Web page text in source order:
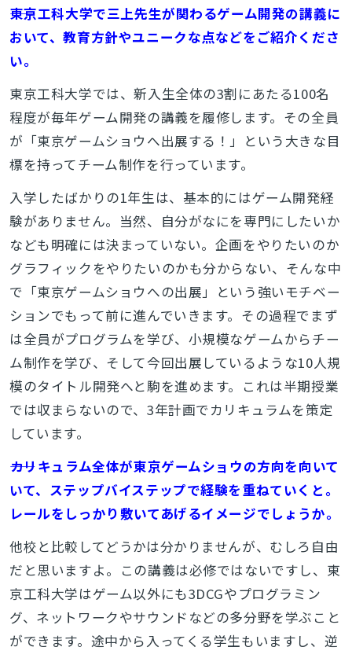
――東京工科大学で三上先生が関わるゲーム開発の講義に
おいて、教育方針やユニークな点などをご紹介くださ
い。
東京工科大学では、新入生全体の3割にあたる100名
程度が毎年ゲーム開発の講義を履修します。その全員
が「東京ゲームショウへ出展する！」という大きな目
標を持ってチーム制作を行っています。
入学したばかりの1年生は、基本的にはゲーム開発経
験がありません。当然、自分がなにを専門にしたいか
なども明確には決まっていない。企画をやりたいのか
グラフィックをやりたいのかも分からない、そんな中
で「東京ゲームショウへの出展」という強いモチベー
ションでもって前に進んでいきます。その過程でまず
は全員がプログラムを学び、小規模なゲームからチー
ム制作を学び、そして今回出展しているような10人規
模のタイトル開発へと駒を進めます。これは半期授業
では収まらないので、3年計画でカリキュラムを策定
しています。
――カリキュラム全体が東京ゲームショウの方向を向いて
いて、ステップバイステップで経験を重ねていくと。
レールをしっかり敷いてあげるイメージでしょうか。
他校と比較してどうかは分かりませんが、むしろ自由
だと思いますよ。この講義は必修ではないですし、東
京工科大学はゲーム以外にも3DCGやプログラミン
グ、ネットワークやサウンドなどの多分野を学ぶこと
ができます。途中から入ってくる学生もいますし、逆
とじる
検索